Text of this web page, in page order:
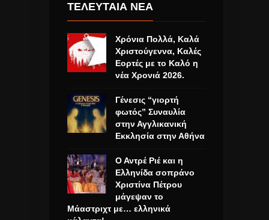
ΤΕΛΕΥΤΑΙΑ ΝΕΑ
Χρόνια Πολλά, Καλά
Χριστούγεννα, Καλές
Εορτές με το Καλό η
νέα Χρονιά 2026.
Γένεσις “γιορτή
φωτός” Συναυλία
στην Αγγλικανική
Εκκλησία στην Αθήνα
Ο Αντρέ Ριέ και η
Ελληνίδα σοπράνο
Χριστίνα Πέτρου
μάγεψαν το
Μάαστριχτ με… ελληνικά